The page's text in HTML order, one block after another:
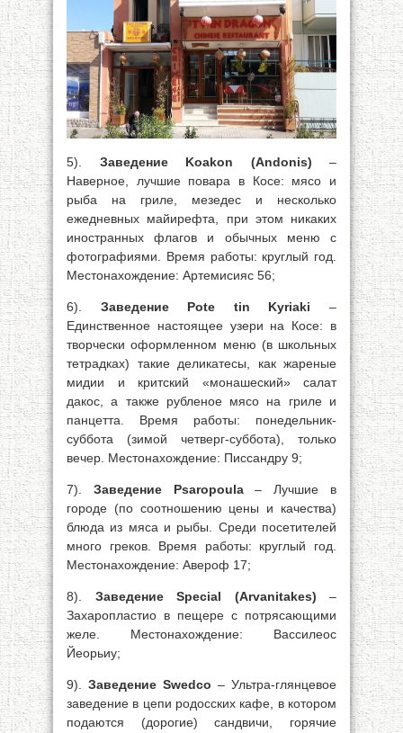
5). Заведение Koakon (Andonis) –
Наверное, лучшие повара в Косе: мясо и
рыба на гриле, мезедес и несколько
ежедневных майирефта, при этом никаких
иностранных флагов и обычных меню с
фотографиями. Время работы: круглый год.
Местонахождение: Артемисияс 56;
6). Заведение Pote tin Kyriaki –
Единственное настоящее узери на Косе: в
творчески оформленном меню (в школьных
тетрадках) такие деликатесы, как жареные
мидии и критский «монашеский» салат
дакос, а также рубленое мясо на гриле и
панцетта. Время работы: понедельник-
суббота (зимой четверг-суббота), только
вечер. Местонахождение: Писсандру 9;
7). Заведение Psaropoula– Лучшие в
городе (по соотношению цены и качества)
блюда из мяса и рыбы. Среди посетителей
много греков. Время работы: круглый год.
Местонахождение: Авероф 17;
8). Заведение Special (Arvanitakes) –
Захаропластио в пещере с потрясающими
желе. Местонахождение: Вассилеос
Йеорьиу;
9). Заведение Swedco – Ультра-глянцевое
заведение в цепи родосских кафе, в котором
подаются (дорогие) сандвичи, горячие